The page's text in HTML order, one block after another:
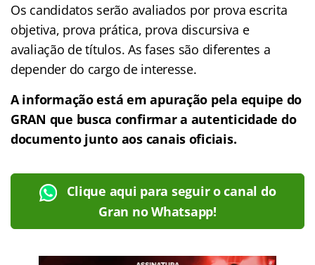
Os candidatos serão avaliados por prova escrita
objetiva, prova prática, prova discursiva e
avaliação de títulos. As fases são diferentes a
depender do cargo de interesse.
A informação está em apuração pela equipe do
GRAN que busca confirmar a autenticidade do
documento junto aos canais oficiais.
Clique aqui para seguir o canal do
Gran no Whatsapp!